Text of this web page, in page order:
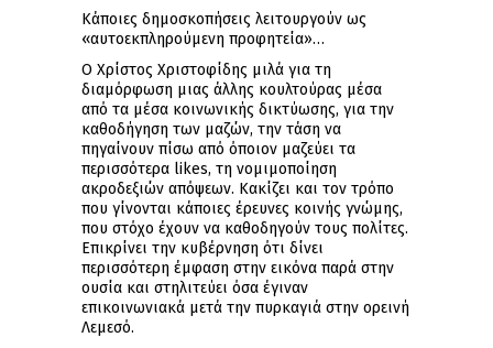
Κάποιες δημοσκοπήσεις λειτουργούν ως
«αυτοεκπληρούμενη προφητεία»…
Ο Χρίστος Χριστοφίδης μιλά για τη
διαμόρφωση μιας άλλης κουλτούρας μέσα
από τα μέσα κοινωνικής δικτύωσης, για την
καθοδήγηση των μαζών, την τάση να
πηγαίνουν πίσω από όποιον μαζεύει τα
περισσότερα likes, τη νομιμοποίηση
ακροδεξιών απόψεων. Κακίζει και τον τρόπο
που γίνονται κάποιες έρευνες κοινής γνώμης,
που στόχο έχουν να καθοδηγούν τους πολίτες.
Επικρίνει την κυβέρνηση ότι δίνει
περισσότερη έμφαση στην εικόνα παρά στην
ουσία και στηλιτεύει όσα έγιναν
επικοινωνιακά μετά την πυρκαγιά στην ορεινή
Λεμεσό.